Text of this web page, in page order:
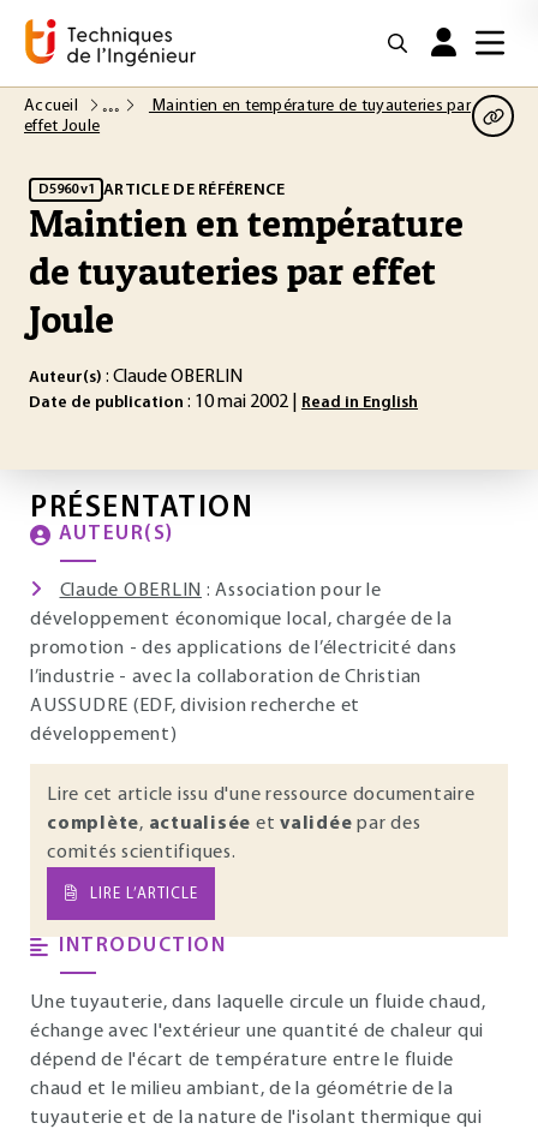
Accueil
Maintien en température de tuyauteries par
effet Joule
D5960 v1 ARTICLE DE RÉFÉRENCE
Maintien en température
de tuyauteries par effet
Joule
Auteur(s) : Claude OBERLIN
Date de publication : 10 mai 2002 | Read in English
PRÉSENTATION
AUTEUR(S)
Claude OBERLIN : Association pour le
développement économique local, chargée de la
promotion - des applications de l’électricité dans
l’industrie - avec la collaboration de Christian
AUSSUDRE (EDF, division recherche et
développement)
Lire cet article issu d'une ressource documentaire
complète, actualisée et validée par des
comités scientifiques.
LIRE L’ARTICLE
INTRODUCTION
Une tuyauterie, dans laquelle circule un fluide chaud,
échange avec l'extérieur une quantité de chaleur qui
dépend de l'écart de température entre le fluide
chaud et le milieu ambiant, de la géométrie de la
tuyauterie et de la nature de l'isolant thermique qui